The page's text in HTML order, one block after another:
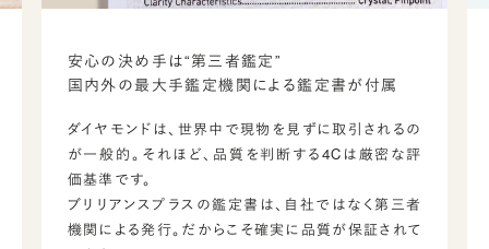
安心の決め手は“第三者鑑定”
国内外の最大手鑑定機関による鑑定書が付属
ダイヤモンドは、世界中で現物を見ずに取引されるの
が一般的。それほど、品質を判断する4Cは厳密な評
価基準です。
ブリリアンスプラスの鑑定書は、自社ではなく第三者
機関による発行。だからこそ確実に品質が保証されて